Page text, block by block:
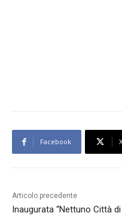
Facebook X
Articolo precedente
Inaugurata “Nettuno Città di